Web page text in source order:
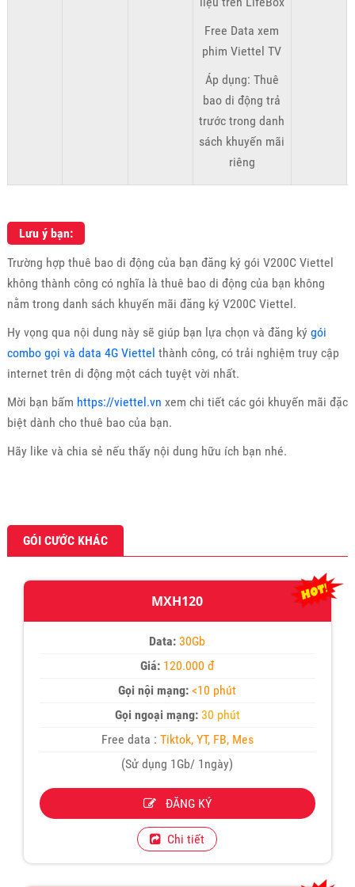
Free Data xem
phim Viettel TV
Áp dụng: Thuê
bao di động trả
trước trong danh
sách khuyến mãi
riêng
Lưu ý bạn:
Trường hợp thuê bao di động của bạn đăng ký gói V200C Viettel
không thành công có nghĩa là thuê bao di động của bạn không
nằm trong danh sách khuyến mãi đăng ký V200C Viettel.
Hy vọng qua nội dung này sẽ giúp bạn lựa chọn và đăng ký gói
combo gọi và data 4G Viettel thành công, có trải nghiệm truy cập
internet trên di động một cách tuyệt vời nhất.
Mời bạn bấm https://viettel.vn xem chi tiết các gói khuyến mãi đặc
biệt dành cho thuê bao của bạn.
Hãy like và chia sẻ nếu thấy nội dung hữu ích bạn nhé.
GÓI CƯỚC KHÁC
MXH120
Data: 30Gb
Giá: 120.000 đ
Gọi nội mạng: <10 phút
Gọi ngoại mạng: 30 phút
Free data : Tiktok, YT, FB, Mes
(Sử dụng 1Gb/ 1ngày)
ĐĂNG KÝ
Chi tiết